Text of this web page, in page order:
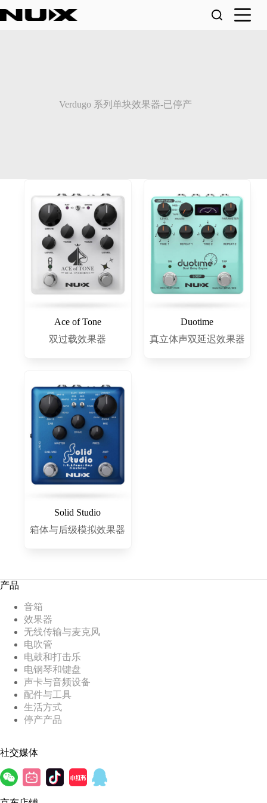
至
Verdugo 系列单块效果器-已停产
Ace of Tone
双过载效果器
Duotime
真立体声双延迟效果器
Solid Studio
箱体与后级模拟效果器
产品
音箱
效果器
无线传输与麦克风
电吹管
电鼓和打击乐
电钢琴和键盘
声卡与音频设备
配件与工具
生活方式
停产产品
社交媒体